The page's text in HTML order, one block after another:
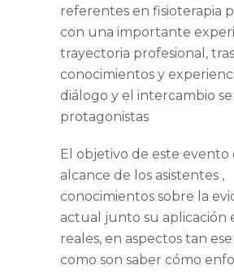
referentes en fisioterapia
con una importante
trayectoria profesional,
conocimientos y
diálogo y el intercambio
protagonistas
El objetivo de este evento
alcance de los asistentes ,
conocimientos sobre la
actual junto su aplicación
reales, en aspectos tan
como son saber cómo